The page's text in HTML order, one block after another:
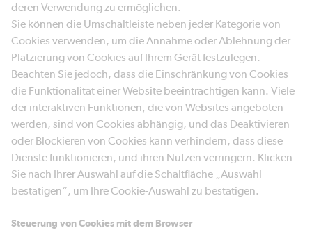
deren Verwendung zu ermöglichen.
Sie können die Umschaltleiste neben jeder Kategorie von
Cookies verwenden, um die Annahme oder Ablehnung der
Platzierung von Cookies auf Ihrem Gerät festzulegen.
Beachten Sie jedoch, dass die Einschränkung von Cookies
die Funktionalität einer Website beeinträchtigen kann. Viele
der interaktiven Funktionen, die von Websites angeboten
werden, sind von Cookies abhängig, und das Deaktivieren
oder Blockieren von Cookies kann verhindern, dass diese
Dienste funktionieren, und ihren Nutzen verringern. Klicken
Sie nach Ihrer Auswahl auf die Schaltfläche „Auswahl
bestätigen“, um Ihre Cookie-Auswahl zu bestätigen.
Steuerung von Cookies mit dem Browser